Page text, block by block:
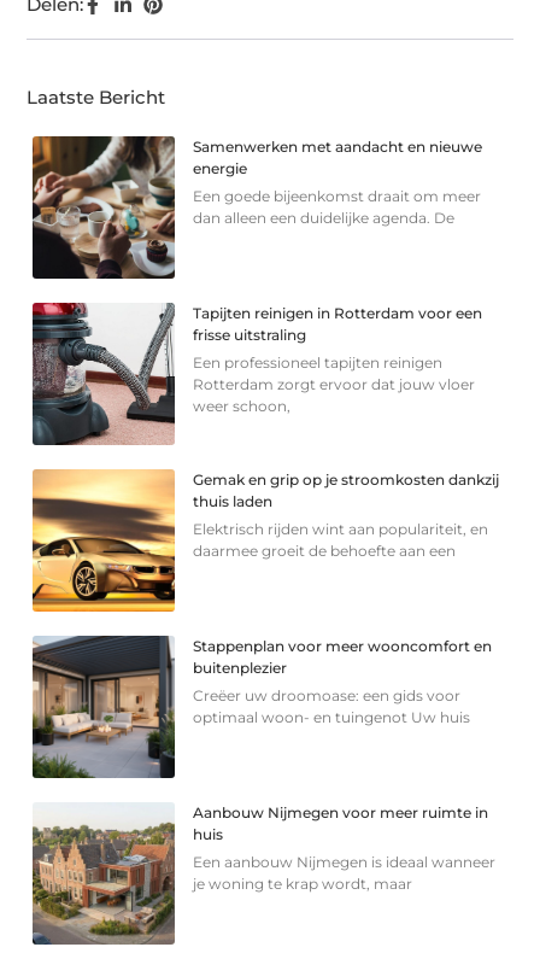
Laatste Bericht
Samenwerken met aandacht en nieuwe
energie
Een goede bijeenkomst draait om meer
dan alleen een duidelijke agenda. De
Tapijten reinigen in Rotterdam voor een
frisse uitstraling
Een professioneel tapijten reinigen
Rotterdam zorgt ervoor dat jouw vloer
weer schoon,
Gemak en grip op je stroomkosten dankzij
thuis laden
Elektrisch rijden wint aan populariteit, en
daarmee groeit de behoefte aan een
Stappenplan voor meer wooncomfort en
buitenplezier
Creëer uw droomoase: een gids voor
optimaal woon- en tuingenot Uw huis
Aanbouw Nijmegen voor meer ruimte in
huis
Een aanbouw Nijmegen is ideaal wanneer
je woning te krap wordt, maar